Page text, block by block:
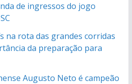
de ingressos do jogo
na rota das grandes corridas
da preparação para
Augusto Neto é campeão